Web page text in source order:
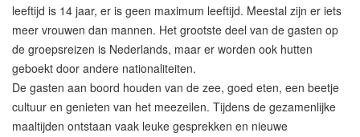
leeftijd is 14 jaar, er is geen maximum leeftijd. Meestal zijn er iets
meer vrouwen dan mannen. Het grootste deel van de gasten op
de groepsreizen is Nederlands, maar er worden ook hutten
geboekt door andere nationaliteiten.
De gasten aan boord houden van de zee, goed eten, een beetje
cultuur en genieten van het meezeilen. Tijdens de gezamenlijke
maaltijden ontstaan vaak leuke gesprekken en nieuwe